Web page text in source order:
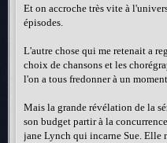
Et on accroche très vite à
épisodes.
L'autre chose qui me retenait a
choix de chansons et les
l'on a tous fredonner à un
Mais la grande révélation de la
son budget partir à la
jane Lynch qui incarne Sue. Elle